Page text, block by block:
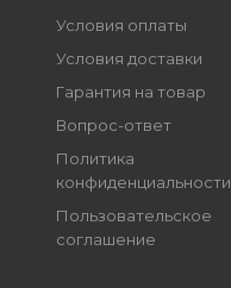
Условия оплаты
Условия доставки
Гарантия на товар
Вопрос-ответ
Политика
конфиденциальности
Пользовательское
соглашение